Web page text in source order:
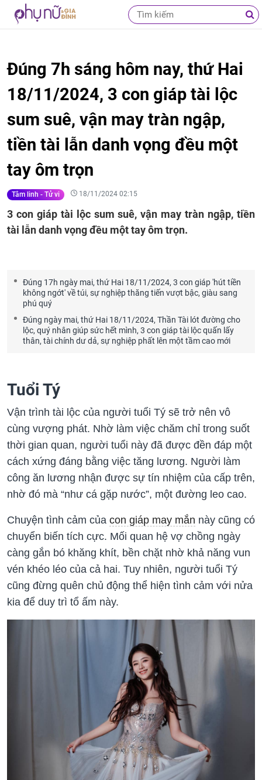
Đúng 7h sáng hôm nay, thứ Hai
18/11/2024, 3 con giáp tài lộc
sum suê, vận may tràn ngập,
tiền tài lẫn danh vọng đều một
tay ôm trọn
Tâm linh - Tử vi 18/11/2024 02:15
3 con giáp tài lộc sum suê, vận may tràn ngập, tiền
tài lẫn danh vọng đều một tay ôm trọn.
Đúng 17h ngày mai, thứ Hai 18/11/2024, 3 con giáp 'hút tiền
không ngớt' về túi, sự nghiệp thăng tiến vượt bậc, giàu sang
phú quý
Đúng ngày mai, thứ Hai 18/11/2024, Thần Tài lót đường cho
lộc, quý nhân giúp sức hết mình, 3 con giáp tài lộc quấn lấy
thân, tài chính dư dả, sự nghiệp phất lên một tầm cao mới
Tuổi Tý
Vận trình tài lộc của người tuổi Tý sẽ trở nên vô
cùng vượng phát. Nhờ làm việc chăm chỉ trong suốt
thời gian quan, người tuổi này đã được đền đáp một
cách xứng đáng bằng việc tăng lương. Người làm
công ăn lương nhận được sự tín nhiệm của cấp trên,
nhờ đó mà “như cá gặp nước”, một đường leo cao.
Chuyện tình cảm của con giáp may mắn này cũng có
chuyển biến tích cực. Mối quan hệ vợ chồng ngày
càng gắn bó khăng khít, bền chặt nhờ khả năng vun
vén khéo léo của cả hai. Tuy nhiên, người tuổi Tý
cũng đừng quên chủ động thể hiện tình cảm với nửa
kia để duy trì tổ ấm này.